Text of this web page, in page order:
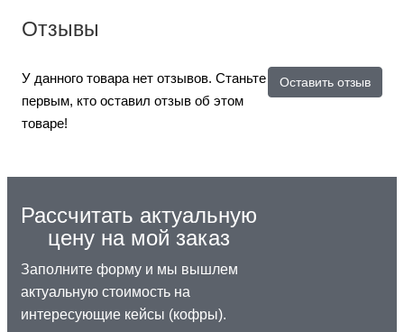
Отзывы
Оставить отзыв
У данного товара нет отзывов. Станьте
первым, кто оставил отзыв об этом
товаре!
Рассчитать актуальную
цену на мой заказ
Заполните форму и мы вышлем
актуальную стоимость на
интересующие кейсы (кофры).